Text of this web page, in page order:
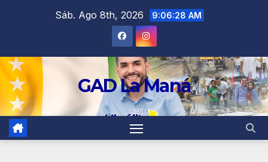
Sáb. Ago 8th, 2026 9:06:29 AM
GAD La Maná